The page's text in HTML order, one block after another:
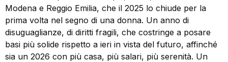
Modena e Reggio Emilia, che il 2025 lo chiude per la
prima volta nel segno di una donna. Un anno di
disuguaglianze, di diritti fragili, che costringe a posare
basi più solide rispetto a ieri in vista del futuro, affinché
sia un 2026 con più casa, più salari, più serenità. Un